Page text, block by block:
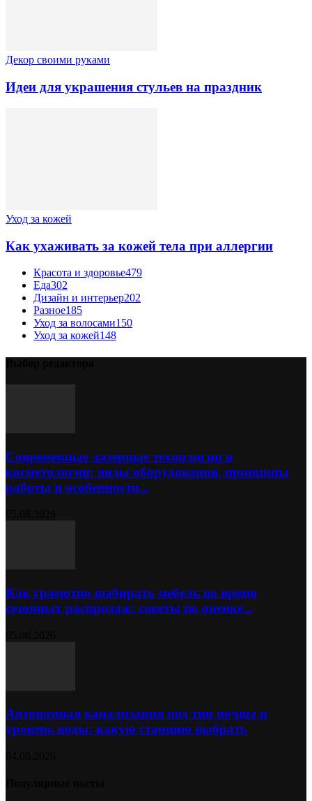
Декор своими руками
Идеи для украшения стульев на праздник
Уход за кожей
Как ухаживать за кожей тела при аллергии
Красота и здоровье479
Еда302
Дизайн и интерьер202
Разное185
Уход за волосами150
Уход за кожей148
Современные лазерные технологии в
косметологии: виды оборудования, принципы
работы и особенности...
Как грамотно выбирать мебель во время
сезонных распродаж: советы по оценке...
Автономная канализация под тип почвы и
уровень воды: какую станцию выбрать